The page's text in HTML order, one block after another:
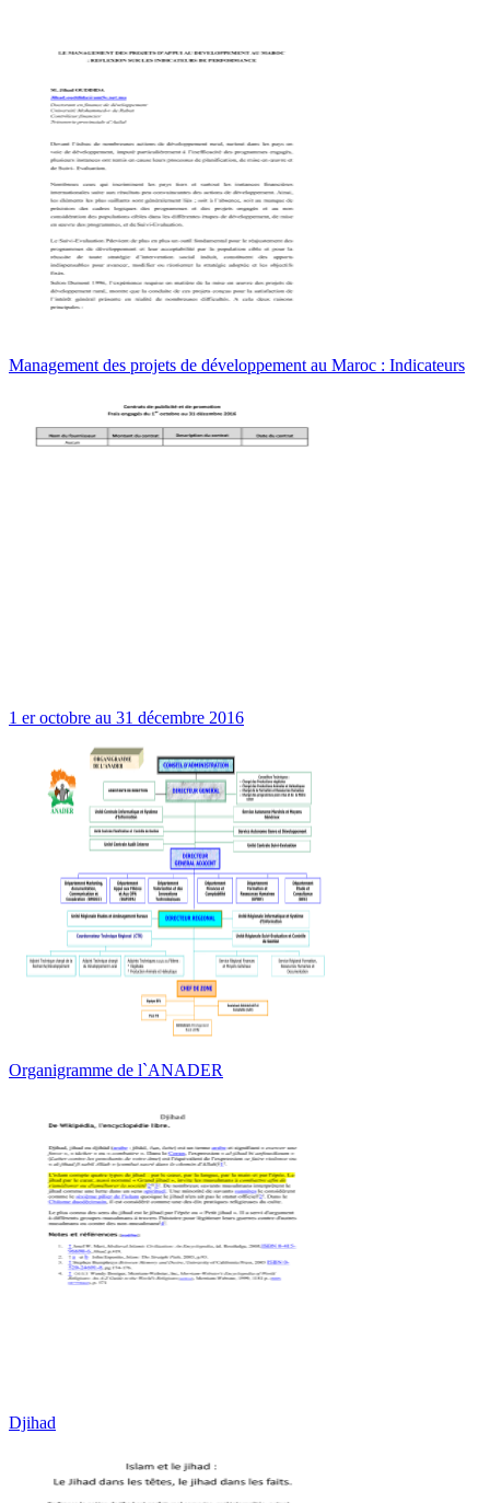
Management des projets de développement au Maroc : Indicateurs
1 er octobre au 31 décembre 2016
Organigramme de l`ANADER
Djihad